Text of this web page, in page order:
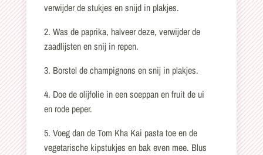
verwijder de stukjes en snijd in plakjes.
2. Was de paprika, halveer deze, verwijder de
zaadlijsten en snij in repen.
3. Borstel de champignons en snij in plakjes.
4. Doe de olijfolie in een soeppan en fruit de ui
en rode peper.
5. Voeg dan de Tom Kha Kai pasta toe en de
vegetarische kipstukjes en bak even mee. Blus